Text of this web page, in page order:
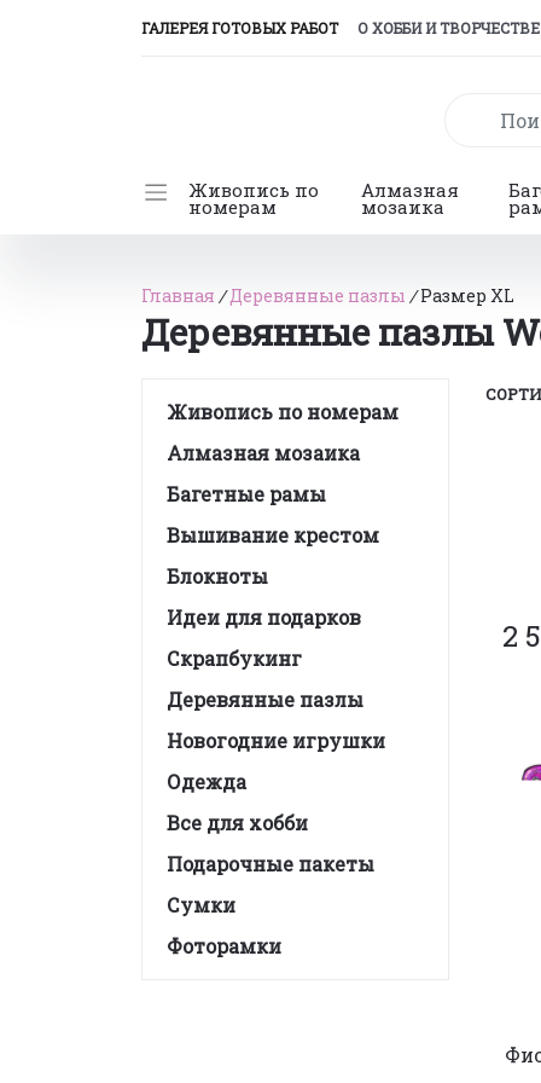
ГАЛЕРЕЯ ГОТОВЫХ РАБОТ(CURRENT)
О ХОББИ И ТВОРЧЕСТВЕ
Живопись по
номерам
Алмазная
мозаика
Главная /Деревянные пазлы /Размер XL
Деревянные пазлы
Живопись по номерам
Алмазная мозаика
Багетные рамы
Вышивание крестом
Блокноты
Идеи для подарков
Скрапбукинг
Деревянные пазлы
Новогодние игрушки
Одежда
Все для хобби
Подарочные пакеты
Сумки
Фоторамки
2